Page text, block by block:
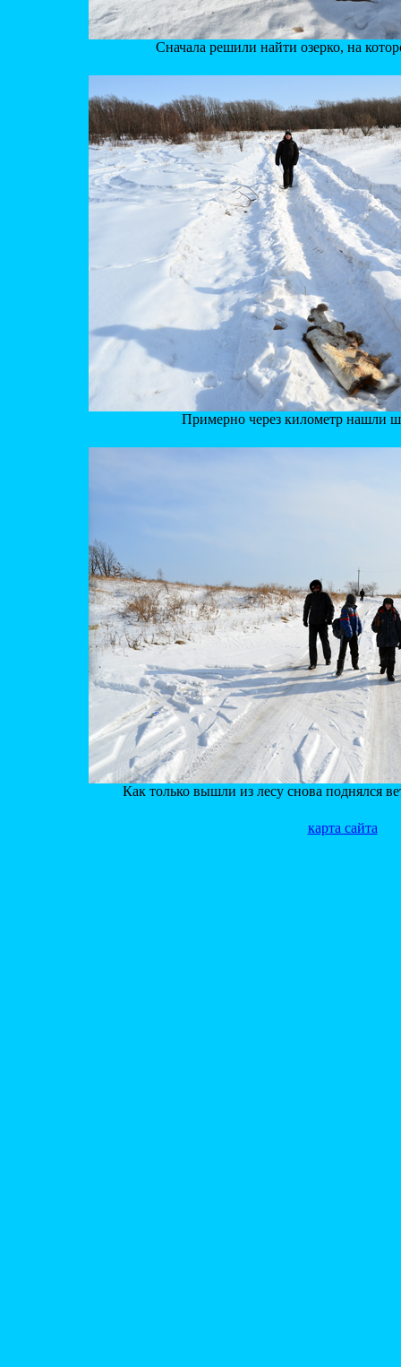
Сначала решили найти озерко, на
Примерно через километр нашли
Как только вышли из лесу снова поднялся
карта сайта